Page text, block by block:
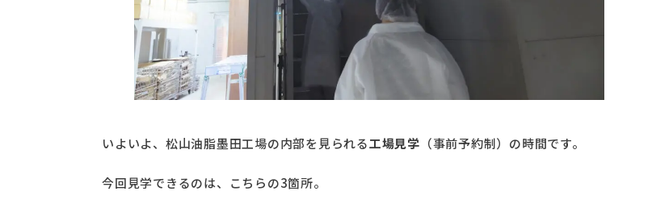
いよいよ、松山油脂墨田工場の内部を見られる工場見学 （事前予約制）の時間です。
今回見学できるのは、こちらの3箇所。